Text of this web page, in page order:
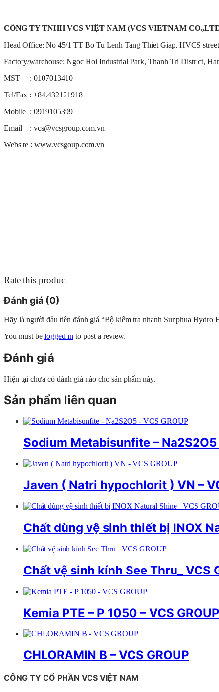
CÔNG TY TNHH VCS VIỆT NAM (VCS VIETNAM
Head Office: No 45/1 TT Bo Tu Lenh Tang Thiet Giap, HVCS
Factory/warehouse: Ngoc Hoi Industrial Park, Thanh Tri District,
MST : 0107013410
Tel/Fax : +84.432121918
Mobile : 0919105399
Email : vcs@vcsgroup.com.vn
Website : www.vcsgoup.com.vn
Rate this product
Đánh giá (0)
Hãy là người đầu tiên đánh giá “Bộ kiểm tra nhanh Sunphua Hydro
You must be logged in to post a review.
Đánh giá
Hiện tại chưa có đánh giá nào cho sản phẩm này.
Sản phẩm liên quan
Sodium Metabisunfite – Na2S2O5
Javen ( Natri hypochlorit ) VN –
Chất dùng vệ sinh thiết bị INOX
Chất vệ sinh kính See Thru_ VCS
Kemia PTE – P 1050 – VCS GROUP
CHLORAMIN B – VCS GROUP
CÔNG TY CỔ PHẦN VCS VIỆT NAM